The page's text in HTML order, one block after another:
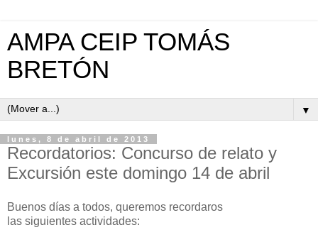
AMPA CEIP TOMÁS
BRETÓN
▼
lunes, 8 de abril de 2013
Recordatorios: Concurso de relato y
Excursión este domingo 14 de abril
Buenos días a todos, queremos recordaros
las siguientes actividades: